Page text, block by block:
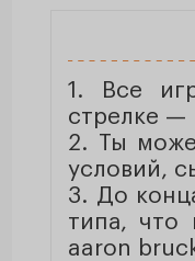
1. Все
стрелке —
2. Ты
условий,
3. До
типа,
aaron